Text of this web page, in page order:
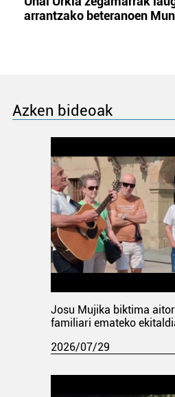
arrantzako beteranoen
Azken bideoak
Josu Mujika biktima
familiari emateko
2026/07/29